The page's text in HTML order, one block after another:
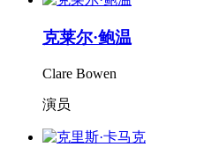
克莱尔·鲍温
Clare Bowen
演员